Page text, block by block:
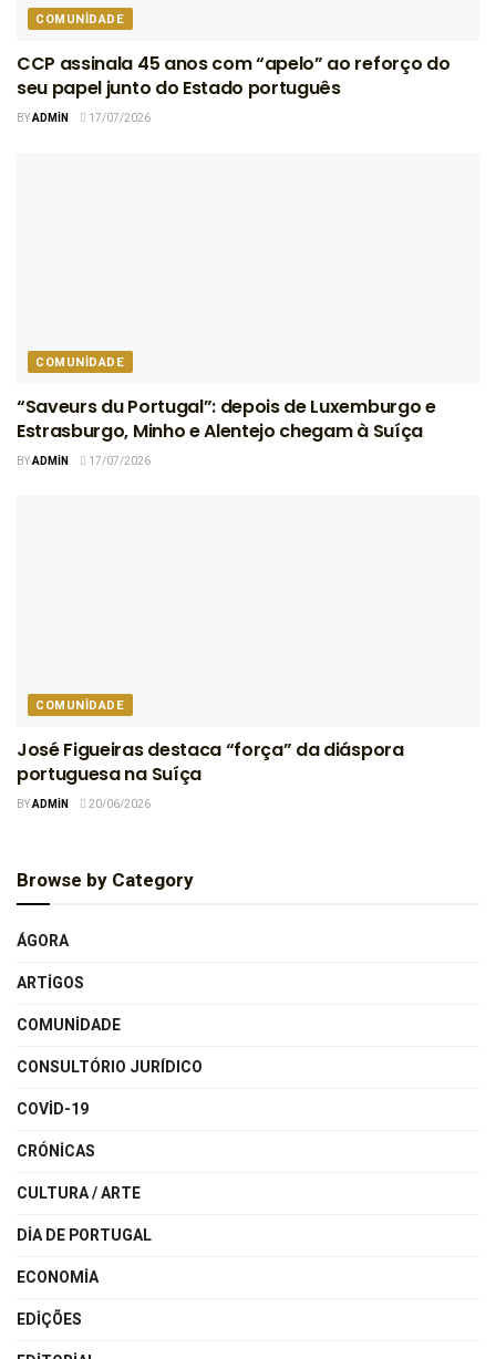
COMUNIDADE
CCP assinala 45 anos com “apelo” ao reforço do
seu papel junto do Estado português
BYADMIN 17/07/2026
COMUNIDADE
“Saveurs du Portugal”: depois de Luxemburgo e
Estrasburgo, Minho e Alentejo chegam à Suíça
BYADMIN 17/07/2026
COMUNIDADE
José Figueiras destaca “força” da diáspora
portuguesa na Suíça
BYADMIN 20/06/2026
Browse by Category
ÁGORA
ARTIGOS
COMUNIDADE
CONSULTÓRIO JURÍDICO
COVID-19
CRÓNICAS
CULTURA / ARTE
DIA DE PORTUGAL
ECONOMIA
EDIÇÕES